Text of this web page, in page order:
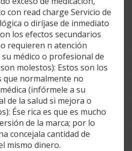
con read charge Servicio de
o diríjase de inmediato
los efectos secundarios
requieren n atención
médico o profesional de
molestos): Estos son los
que normalmente no
(infórmele a su
de la salud si mejora o
Ése rica es que es mucho
de la marca; por lo
concejala cantidad de
mismo dinero.